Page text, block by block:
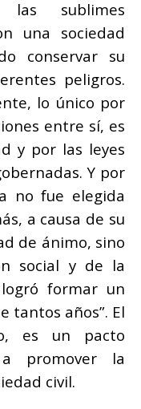
sublimes
una sociedad
conservar su
peligros.
lo único por
entre sí, es
y por las leyes
Y por
no fue elegida
a causa de su
de ánimo, sino
social y de la
formar un
tantos años”. El
es un pacto
a promover la
civil.